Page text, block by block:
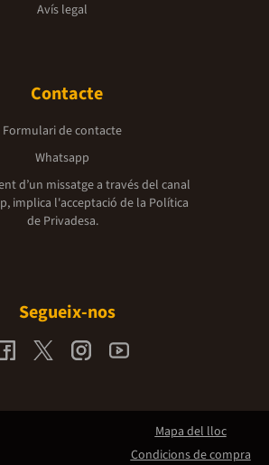
Avís legal
Contacte
Formulari de contacte
Whatsapp
d’un missatge a través del canal
implica l'acceptació de la Política
de Privadesa.
Segueix-nos
Mapa del lloc
Condicions de compra